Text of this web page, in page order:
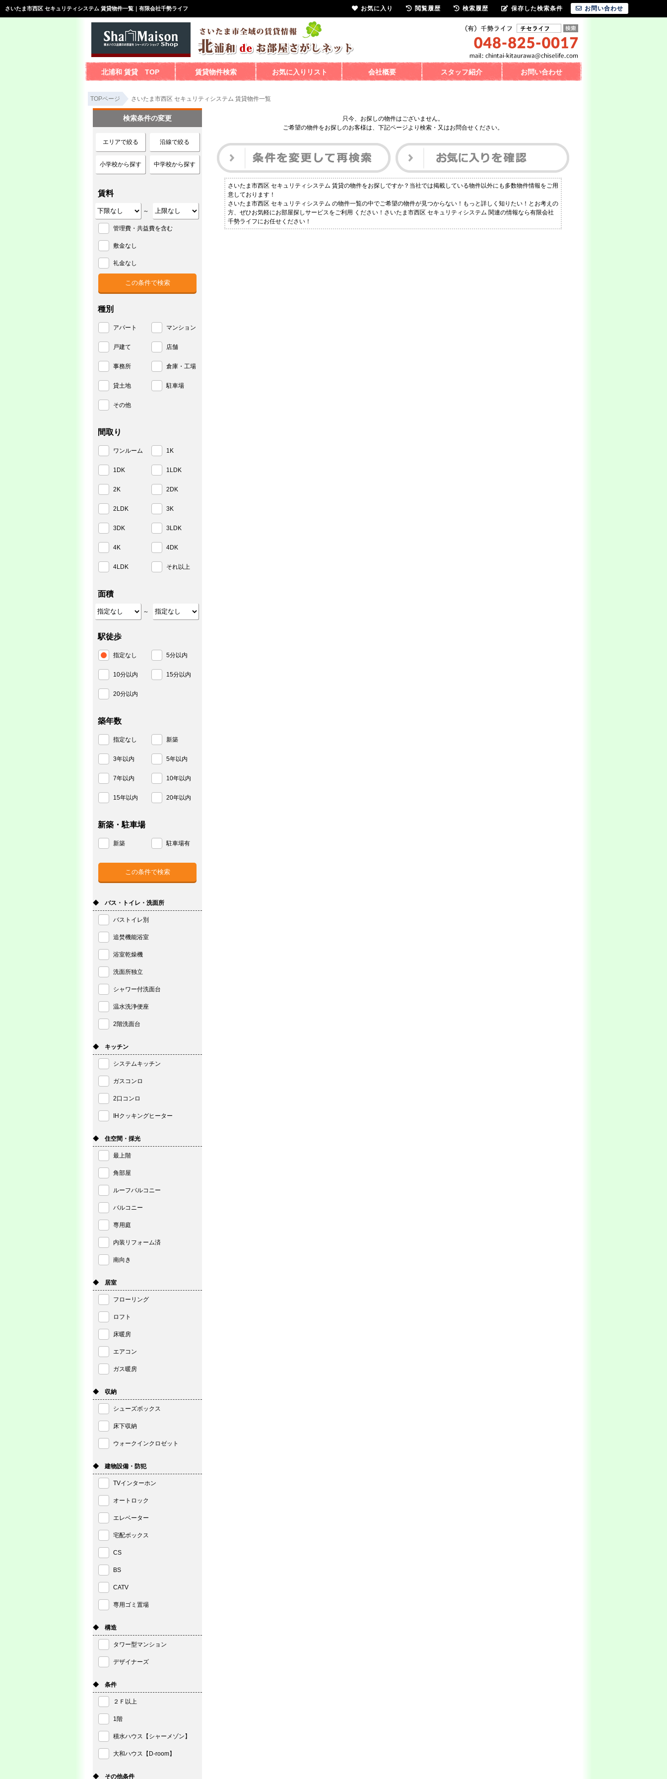
さいたま市西区 セキュリティシステム 賃貸物件一覧｜有限会社千勢ライフ
北浦和 賃貸 TOP 賃貸物件検索 お気に入りリスト 会社概要 スタッフ紹介 お問い合わせ
TOPページ さいたま市西区 セキュリティシステム 賃貸物件一覧
只今、お探しの物件はございません。
ご希望の物件をお探しのお客様は、下記ページより検索・又はお問合せください。
さいたま市西区 セキュリティシステム 賃貸の物件をお探しですか？当社では掲載している物件以外にも多数物件情報をご用
意しております！
さいたま市西区 セキュリティシステム の物件一覧の中でご希望の物件が見つからない！もっと詳しく知りたい！とお考えの
方、ぜひお気軽にお部屋探しサービスをご利用 ください！さいたま市西区 セキュリティシステム 関連の情報なら有限会社
千勢ライフにお任せください！
検索条件の変更
エリアで絞る 沿線で絞る
小学校から探す 中学校から探す
賃料
～
管理費・共益費を含む
敷金なし
礼金なし
種別
アパート マンション
戸建て 店舗
事務所 倉庫・工場
貸土地 駐車場
その他
間取り
ワンルーム 1K
1DK 1LDK
2K 2DK
2LDK 3K
3DK 3LDK
4K 4DK
4LDK それ以上
面積
～
駅徒歩
指定なし 5分以内
10分以内 15分以内
20分以内
築年数
指定なし 新築
3年以内 5年以内
7年以内 10年以内
15年以内 20年以内
新築・駐車場
新築 駐車場有
◆ バス・トイレ・洗面所
バストイレ別
追焚機能浴室
浴室乾燥機
洗面所独立
シャワー付洗面台
温水洗浄便座
2階洗面台
◆ キッチン
システムキッチン
ガスコンロ
2口コンロ
IHクッキングヒーター
◆ 住空間・採光
最上階
角部屋
ルーフバルコニー
バルコニー
専用庭
内装リフォーム済
南向き
◆ 居室
フローリング
ロフト
床暖房
エアコン
ガス暖房
◆ 収納
シューズボックス
床下収納
ウォークインクロゼット
◆ 建物設備・防犯
TVインターホン
オートロック
エレベーター
宅配ボックス
CS
BS
CATV
専用ゴミ置場
◆ 構造
タワー型マンション
デザイナーズ
◆ 条件
２Ｆ以上
1階
積水ハウス【シャーメゾン】
大和ハウス【D-room】
◆ その他条件
お気に入り 閲覧履歴 検索履歴 保存した検索条件 お問い合わせ